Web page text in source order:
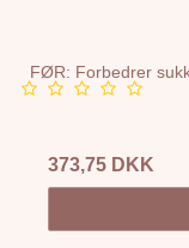
FØR: Forbedrer
373,75 DKK